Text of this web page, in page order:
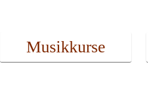
Musikkurse